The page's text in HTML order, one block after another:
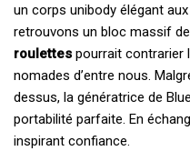
un corps unibody élégant
retrouvons un bloc massif de
roulettes pourrait contrarier
nomades d’entre nous.
dessus, la génératrice de
portabilité parfaite. En
inspirant confiance.